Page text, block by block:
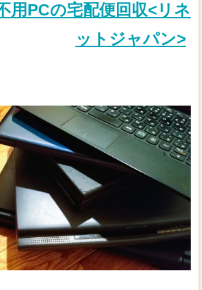
用PCの宅配便回収<リネ
ットジャパン>